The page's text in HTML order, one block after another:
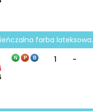
farba lateksowa.
1 -